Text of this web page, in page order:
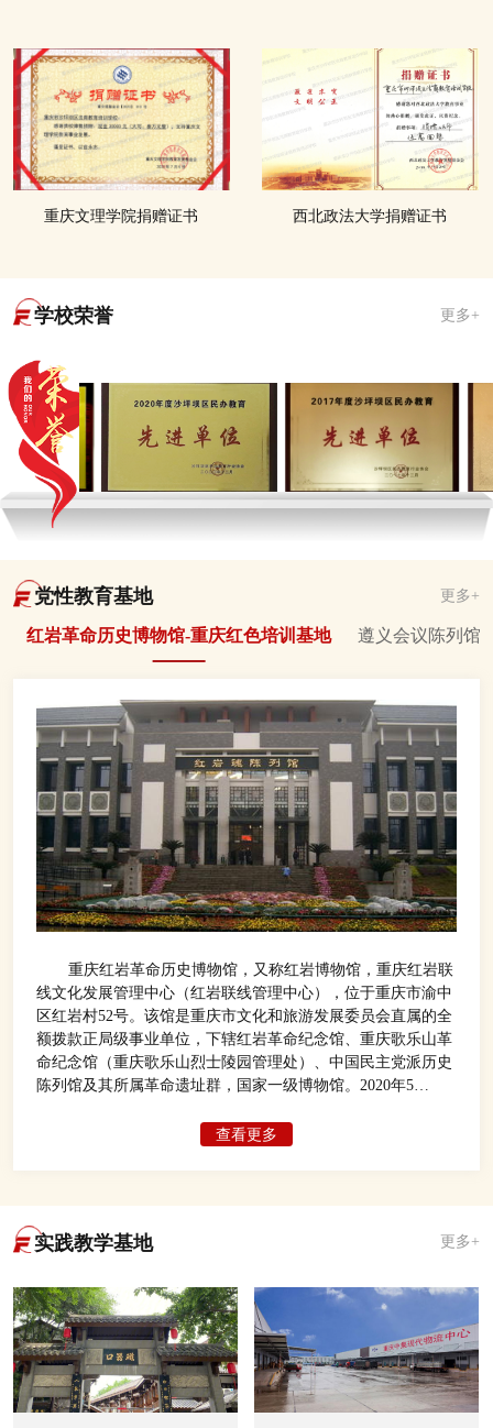
重庆文理学院捐赠证书 西北政法大学捐赠证书
学校荣誉 更多+
党性教育基地 更多+
红岩革命历史博物馆-重庆红色培训基地 遵义会议陈列馆-
重庆红岩革命历史博物馆，又称红岩博物馆，重庆红岩联
线文化发展管理中心（红岩联线管理中心），位于重庆市渝中
区红岩村52号。该馆是重庆市文化和旅游发展委员会直属的全
额拨款正局级事业单位，下辖红岩革命纪念馆、重庆歌乐山革
命纪念馆（重庆歌乐山烈士陵园管理处）、中国民主党派历史
陈列馆及其所属革命遗址群，国家一级博物馆。2020年5
红岩革命历史博物馆以1150万人次位居全国博物馆2019年游客
查看更多
实践教学基地 更多+